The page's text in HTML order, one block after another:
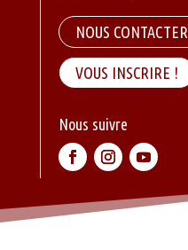
NOUS CONTACTER
VOUS INSCRIRE !
Nous suivre